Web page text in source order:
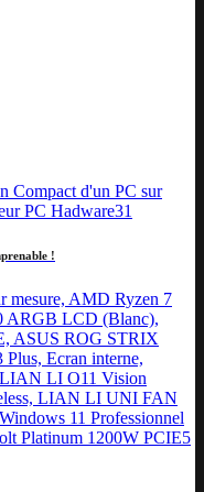
!
mesure, AMD Ryzen 7
ARGB LCD (Blanc),
ASUS ROG STRIX
Ecran interne,
LI O11 Vision
LIAN LI UNI FAN
11 Professionnel
Platinum 1200W PCIE5